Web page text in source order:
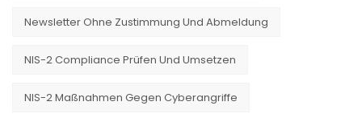
Newsletter Ohne Zustimmung Und Abmeldung
NIS-2 Compliance Prüfen Und Umsetzen
NIS-2 Maßnahmen Gegen Cyberangriffe